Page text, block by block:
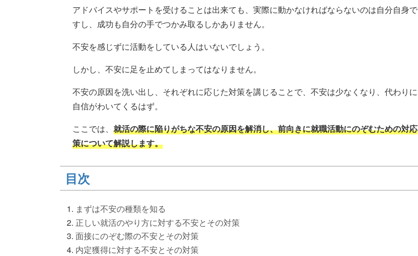
アドバイスやサポートを受けることは出来ても、実際に動かなければならないのは自分自身で
すし、成功も自分の手でつかみ取るしかありません。
不安を感じずに活動をしている人はいないでしょう。
しかし、不安に足を止めてしまってはなりません。
不安の原因を洗い出し、それぞれに応じた対策を講じることで、不安は少なくなり、代わりに
自信がわいてくるはず。
ここでは、 就活の際に陥りがちな不安の原因を解消し、前向きに就職活動にのぞむための対応
策について解説します。
目次
まずは不安の種類を知る
正しい就活のやり方に対する不安とその対策
面接にのぞむ際の不安とその対策
内定獲得に対する不安とその対策